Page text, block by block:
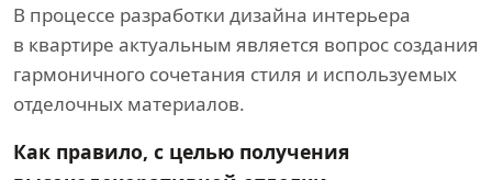
В процессе разработки дизайна интерьера
в квартире актуальным является вопрос создания
гармоничного сочетания стиля и используемых
отделочных материалов.
Как правило, с целью получения